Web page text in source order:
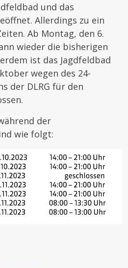
und das
Allerdings zu ein
Ab Montag, den 6.
wieder die bisherigen
ist das Jagdfeldbad
wegen des 24-
der DLRG für den
der
wie folgt: